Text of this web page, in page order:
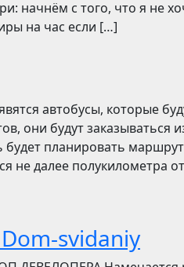
начнём с того, что я не
на час если […]
автобусы, которые
они будут заказываться
будет планировать
не далее полукилометра
svidaniy